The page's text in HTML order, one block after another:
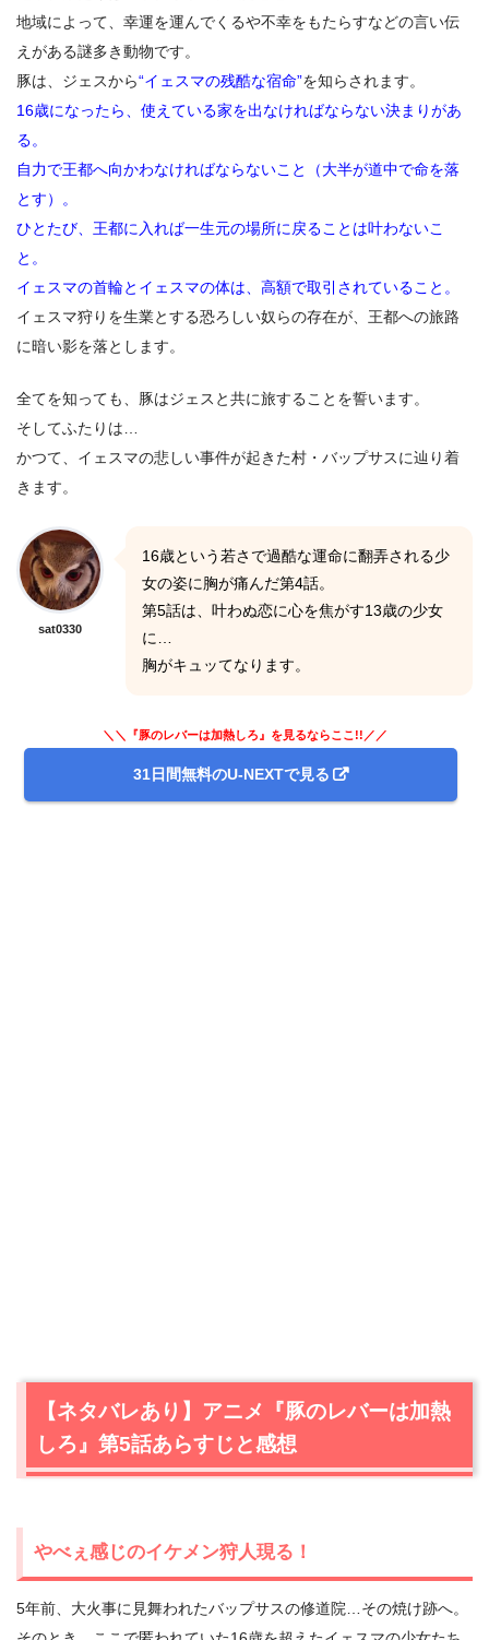
地域によって、幸運を運んでくるや不幸をもたらすなどの言い伝
えがある謎多き動物です。
豚は、ジェスから“イェスマの残酷な宿命”を知らされます。
16歳になったら、使えている家を出なければならない決まりがあ
る。
自力で王都へ向かわなければならないこと（大半が道中で命を落
とす）。
ひとたび、王都に入れば一生元の場所に戻ることは叶わないこ
と。
イェスマの首輪とイェスマの体は、高額で取引されていること。
イェスマ狩りを生業とする恐ろしい奴らの存在が、王都への旅路
に暗い影を落とします。
全てを知っても、豚はジェスと共に旅することを誓います。
そしてふたりは…
かつて、イェスマの悲しい事件が起きた村・バップサスに辿り着
きます。
sat0330
16歳という若さで過酷な運命に翻弄される少
女の姿に胸が痛んだ第4話。
第5話は、叶わぬ恋に心を焦がす13歳の少女
に…
胸がキュッてなります。
＼＼『豚のレバーは加熱しろ』を見るならここ!!／／
31日間無料のU-NEXTで見る
【ネタバレあり】アニメ『豚のレバーは加熱
しろ』第5話あらすじと感想
やべぇ感じのイケメン狩人現る！
5年前、大火事に見舞われたバップサスの修道院…その焼け跡へ。